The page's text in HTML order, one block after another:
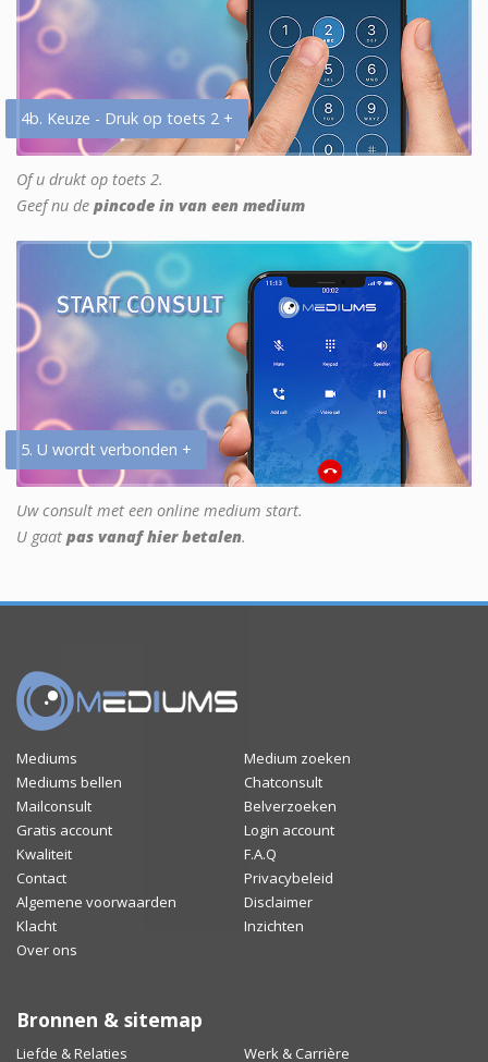
4b. Keuze - Druk op toets 2 +
Of u drukt op toets 2.
Geef nu de pincode in van een medium
5. U wordt verbonden +
Uw consult met een online medium start.
U gaat pas vanaf hier betalen.
Mediums
Medium zoeken
Mediums bellen
Chatconsult
Mailconsult
Belverzoeken
Gratis account
Login account
Kwaliteit
F.A.Q
Contact
Privacybeleid
Algemene voorwaarden
Disclaimer
Klacht
Inzichten
Over ons
Bronnen & sitemap
Liefde & Relaties Werk & Carrière